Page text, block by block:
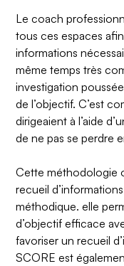
Le coach
tous ces espaces
informations
même temps très
investigation
de l’objectif. C’est
dirigeaient à l’aide
de ne pas se perdre
Cette méthodologie
recueil
méthodique. elle
d’objectif efficace
favoriser un recueil
SCORE est